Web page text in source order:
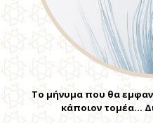
Το μήνυμα που θα
κάποιον τομέα…